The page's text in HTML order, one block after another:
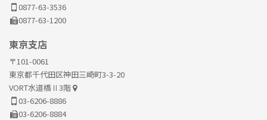
0877-63-3536
0877-63-1200
東京支店
〒101-0061
東京都千代田区神田三崎町3-3-20
VORT水道橋Ⅱ3階
03-6206-8886
03-6206-8884